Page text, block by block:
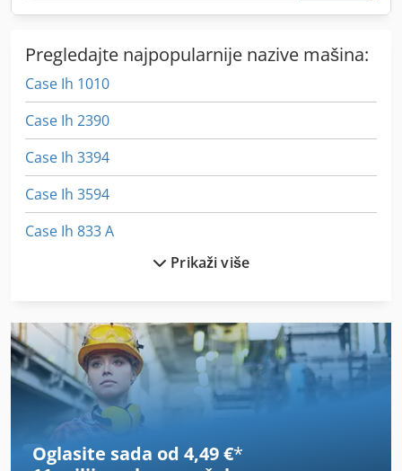
Pregledajte najpopularnije nazive mašina:
Case Ih 1010
Case Ih 2390
Case Ih 3394
Case Ih 3594
Case Ih 833 A
Case Ih 9230
Case Ih 9280
Case Ih 9330
Case Ih 9370
Prikaži više
Oglasite sada od 4,49 €*